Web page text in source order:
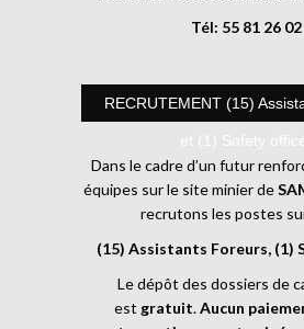
Tél: 55 81 26 02
RECRUTEMENT (15)
et (1) Safety
Dans le cadre d’un futur
équipes sur le site minier de
recrutons les postes
(15) Assistants Foreurs, (1)
Le dépôt des dossiers de
est gratuit.Aucun